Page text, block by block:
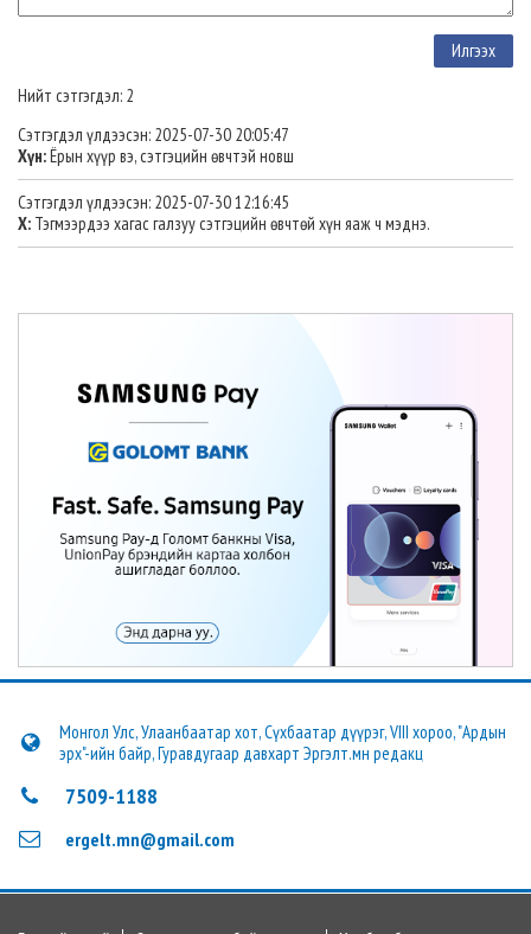
Нийт сэтгэгдэл: 2
Сэтгэгдэл үлдээсэн: 2025-07-30 20:05:47
Хүн:Ёрын хүүр вэ, сэтгэцийн өвчтэй новш
Сэтгэгдэл үлдээсэн: 2025-07-30 12:16:45
Х: Тэгмээрдээ хагас галзуу сэтгэцийн өвчтөй хүн яаж ч мэднэ.
Монгол Улс, Улаанбаатар хот, Сүхбаатар дүүрэг, VIII хороо, "Ардын
эрх"-ийн байр, Гуравдугаар давхарт Эргэлт.мн редакц
7509-1188
ergelt.mn@gmail.com